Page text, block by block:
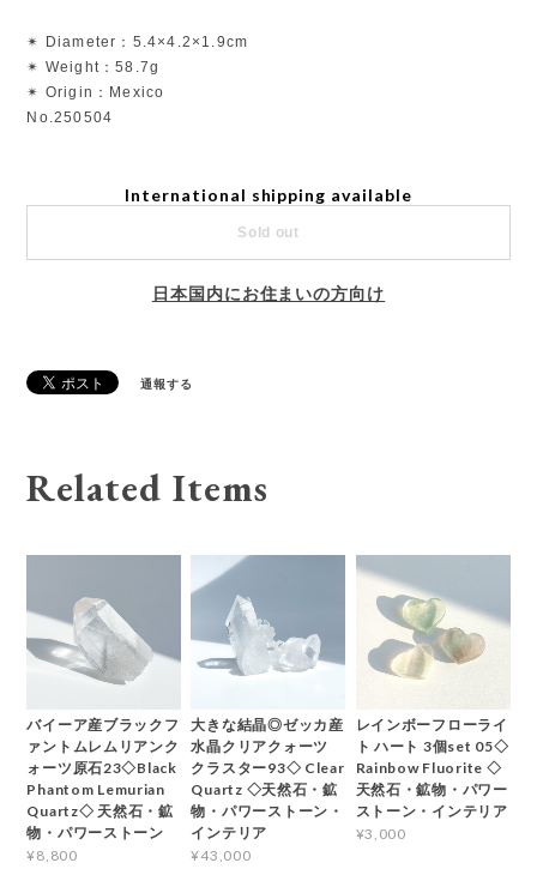
✴︎ Diameter：5.4×4.2×1.9cm
✴︎ Weight：58.7g
✴︎ Origin：Mexico
No.250504
International shipping available
Sold out
日本国内にお住まいの方向け
通報する
Related Items
バイーア産ブラックフ
ァントムレムリアンク
ォーツ原石23◇Black
Phantom Lemurian
Quartz◇ 天然石・鉱
物・パワーストーン
¥8,800
大きな結晶◎ゼッカ産
水晶クリアクォーツ
クラスター93◇ Clear
Quartz ◇天然石・鉱
物・パワーストーン・
インテリア
¥43,000
レインボーフローライ
ト ハート 3個set 05◇
Rainbow Fluorite ◇
天然石・鉱物・パワー
ストーン・インテリア
¥3,000